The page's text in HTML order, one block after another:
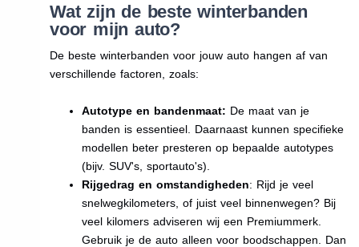
Wat zijn de beste winterbanden
voor mijn auto?
De beste winterbanden voor jouw auto hangen af van
verschillende factoren, zoals:
Autotype en bandenmaat: De maat van je
banden is essentieel. Daarnaast kunnen specifieke
modellen beter presteren op bepaalde autotypes
(bijv. SUV's, sportauto's).
Rijgedrag en omstandigheden: Rijd je veel
snelwegkilometers, of juist veel binnenwegen? Bij
veel kilomers adviseren wij een Premiummerk.
Gebruik je de auto alleen voor boodschappen. Dan